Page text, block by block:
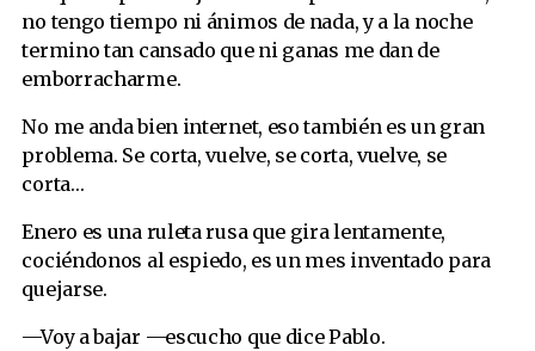
no tengo tiempo ni ánimos de nada, y a la noche
termino tan cansado que ni ganas me dan de
emborracharme.
No me anda bien internet, eso también es un gran
problema. Se corta, vuelve, se corta, vuelve, se
corta…
Enero es una ruleta rusa que gira lentamente,
cociéndonos al espiedo, es un mes inventado para
quejarse.
—Voy a bajar —escucho que dice Pablo.